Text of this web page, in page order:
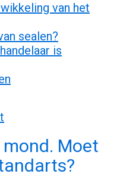
van het
sealen?
is
mond. Moet